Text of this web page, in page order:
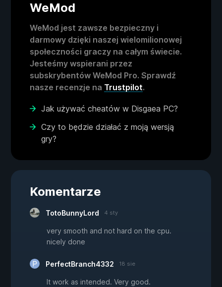
WeMod
WeMod jest zawsze bezpieczny i
darmowy dzięki naszej wielomilionowej
społeczności graczy na całym świecie.
Jesteśmy wspierani przez
subskrybentów WeMod Pro. Sprawdź
nasze recenzje na Trustpilot.
Jak używać cheatów w Disgaea PC?
Czy to będzie działać z moją wersją
gry?
Komentarze
TotoBunnyLord 4 sty
very smooth and not hard on the cpu.
nicely done
PerfectBranch4332 18 sie
It work as intended. Very good.